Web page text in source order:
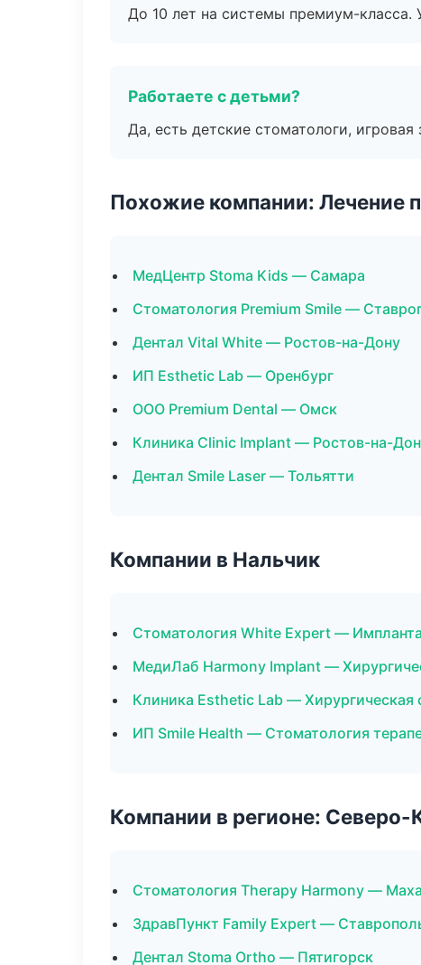
До 10 лет на системы премиум-класса.
Работаете с детьми?
Да, есть детские стоматологи, игровая
Похожие компании: Лечение
МедЦентр Stoma Kids — Самара
Стоматология Premium Smile —
Дентал Vital White — Ростов-на-Дону
ИП Esthetic Lab — Оренбург
ООО Premium Dental — Омск
Клиника Clinic Implant — Ростов-на-
Дентал Smile Laser — Тольятти
Компании в Нальчик
Стоматология White Expert —
МедиЛаб Harmony Implant —
Клиника Esthetic Lab — Хирургическая
ИП Smile Health — Стоматология
Компании в регионе:
Стоматология Therapy Harmony —
ЗдравПункт Family Expert —
Дентал Stoma Ortho — Пятигорск